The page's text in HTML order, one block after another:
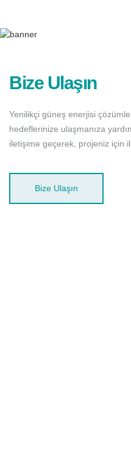
Bize Ulaşın
Yenilikçi güneş enerjisi
hedeflerinize ulaşmanıza
iletişime geçerek, projeniz için
Bize Ulaşın